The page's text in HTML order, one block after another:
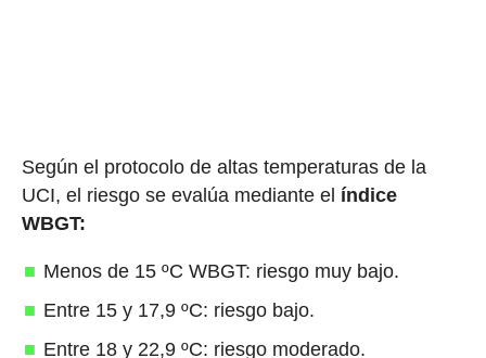
Según el protocolo de altas temperaturas de la
UCI, el riesgo se evalúa mediante el índice
WBGT:
Menos de 15 ºC WBGT: riesgo muy bajo.
Entre 15 y 17,9 ºC: riesgo bajo.
Entre 18 y 22,9 ºC: riesgo moderado.